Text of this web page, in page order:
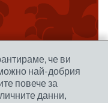
че ви
най-добрия
повече за
данни,